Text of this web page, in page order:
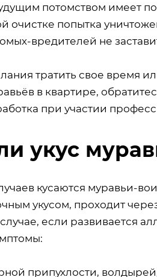
потомством имеет
очистке попытка
вредителей не
тратить свое время
в квартире,
при участии
укус
кусаются муравьи-
укусом, проходит
если развивается
припухлости, волдырей,